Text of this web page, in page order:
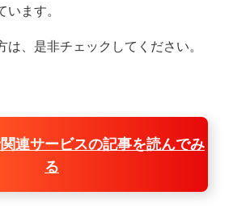
います。
は、是非チェックしてください。
連サービスの記事を読んでみ
る